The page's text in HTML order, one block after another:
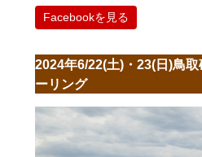
Facebookを見る
2024年6/22(土)・23(日)鳥
ーリング